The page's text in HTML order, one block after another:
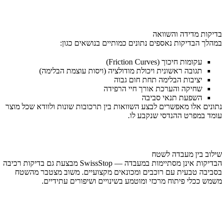
בדיקות מדידה והשוואה
במהלך הבדיקות נאספים נתונים כמותיים בנושאים כגון:
עקומות חיכוך (Friction Curves)
תגובה ראשונית ויכולת מודולציה (ויסות עוצמת הבלימה)
יציבות הבלימה תחת חום גבוה
שחיקה והערכת אורך חיי הרפידה
השפעת תנאי סביבה
נתונים אלו מאפשרים לבצע השוואות בין תרכובות שונות ולוודא שכל מוצר
עומד במפרט ההנדסי שנקבע לו.
שילוב בין מעבדה לשטח
הבדיקות אינן מסתיימות במעבדה — SwissStop מבצעת גם בדיקות רכיבה
בסביבה טבעית עם רוכבים ומכונאים מקצועיים. משוב מצטבר מהשטח
משמש ככלי פיתוח מרכזי ומוטמע בשינויים ושיפורים עתידיים.